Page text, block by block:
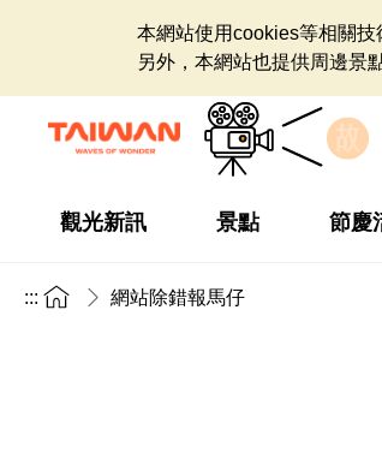
本網站使用cookies等相關
另外，本網站也提供周邊景
觀光新訊 景點 節慶
::: 網站除錯報馬仔